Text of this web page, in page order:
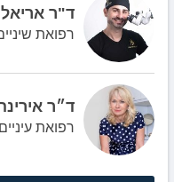
ד"ר אריאל
רפואת
ד״ר
רפואת עיניים